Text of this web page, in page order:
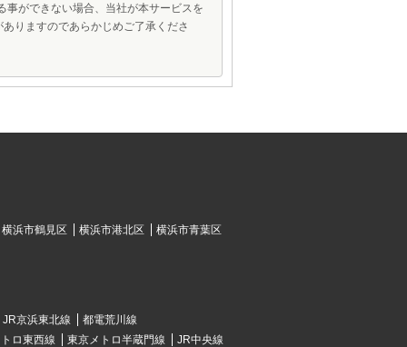
事ができない場合、当社が本サービスを
りますのであらかじめご了承くださ
横浜市鶴見区 横浜市港北区
横浜市青葉区
JR京浜東北線
都電荒川線
ロ東西線 東京メトロ半蔵門線 JR中央線